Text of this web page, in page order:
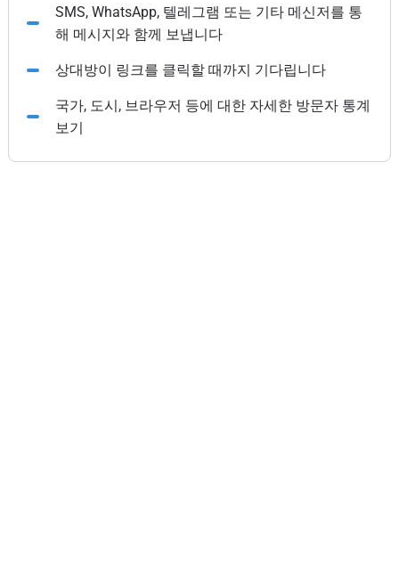
SMS, WhatsApp, 텔레그램 또는 기타 메신저를 통
해 메시지와 함께 보냅니다
상대방이 링크를 클릭할 때까지 기다립니다
국가, 도시, 브라우저 등에 대한 자세한 방문자 통계
보기